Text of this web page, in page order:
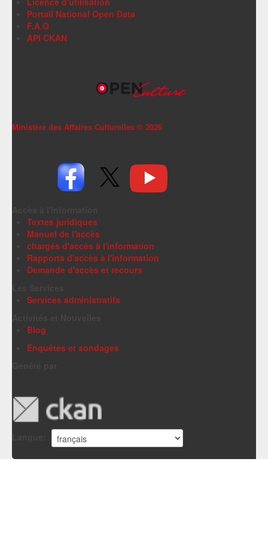
Portail National Open Data
F.A.Q
API CKAN
Ministère des Affaires Culturelles © 2026
Textes juridiques
Manuel de l'accès
chargés d'accès à l'information
Rapports d'accès à l'information
Demande d'accès et recours
Services administratifs
Blog
Enquêtes et sondages